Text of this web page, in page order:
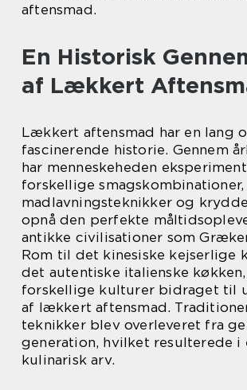
aftensmad.
En Historisk
af Lækkert
Lækkert aftensmad har en lang
fascinerende historie. Gennem
har menneskeheden
forskellige smagskombinationer,
madlavningsteknikker og
opnå den perfekte
antikke civilisationer som
Rom til det kinesiske kejserlige
det autentiske italienske
forskellige kulturer bidraget til
af lækkert aftensmad.
teknikker blev overleveret fra
generation, hvilket resulterede i
kulinarisk arv.